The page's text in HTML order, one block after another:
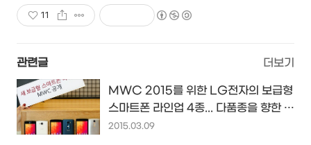
11
관련글 더보기
MWC 2015를 위한 LG전자의 보급형
스마트폰 라인업 4종... 다품종을 향한 과
욕은 아니겠지...
2015.03.09